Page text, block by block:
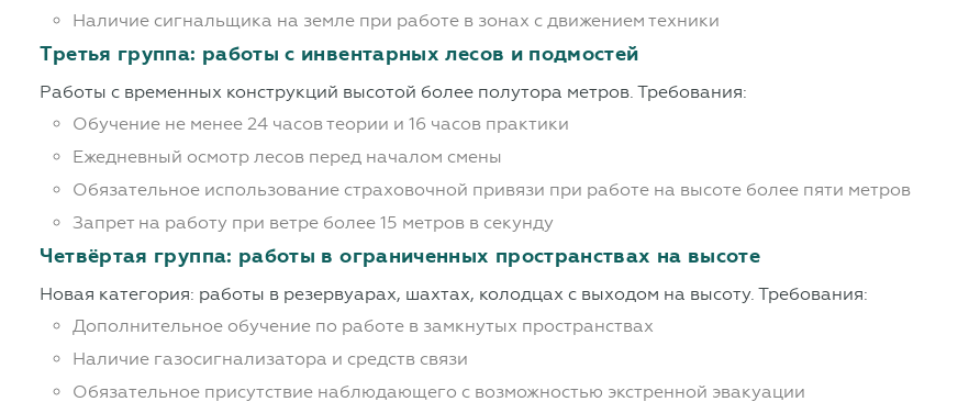
Наличие сигнальщика на земле при работе в зонах с движением техники
Третья группа: работы с инвентарных лесов и подмостей
Работы с временных конструкций высотой более полутора метров. Требования:
Обучение не менее 24 часов теории и 16 часов практики
Ежедневный осмотр лесов перед началом смены
Обязательное использование страховочной привязи при работе на высоте более пяти метров
Запрет на работу при ветре более 15 метров в секунду
Четвёртая группа: работы в ограниченных пространствах на высоте
Новая категория: работы в резервуарах, шахтах, колодцах с выходом на высоту. Требования:
Дополнительное обучение по работе в замкнутых пространствах
Наличие газосигнализатора и средств связи
Обязательное присутствие наблюдающего с возможностью экстренной эвакуации